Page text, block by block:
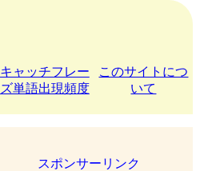
キャッチフレー
ズ単語出現頻度
このサイトにつ
いて
スポンサーリンク